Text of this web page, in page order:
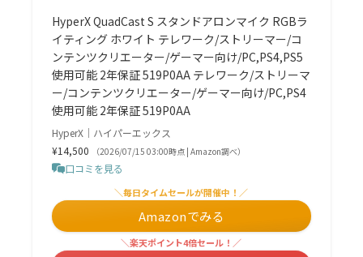
HyperX QuadCast S スタンドアロンマイク RGBラ
イティング ホワイト テレワーク/ストリーマー/コ
ンテンツクリエーター/ゲーマー向け/PC,PS4,PS5
使用可能 2年保証 519P0AA テレワーク/ストリーマ
ー/コンテンツクリエーター/ゲーマー向け/PC,PS4
使用可能 2年保証 519P0AA
HyperX｜ハイパーエックス
¥14,500
（2026/07/15 03:00時点 | Amazon調べ）
口コミを見る
＼毎日タイムセールが開催中！／
Amazonでみる
＼楽天ポイント4倍セール！／